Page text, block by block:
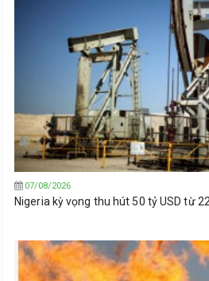
07/08/2026
Nigeria kỳ vọng thu hút 50 tỷ USD từ